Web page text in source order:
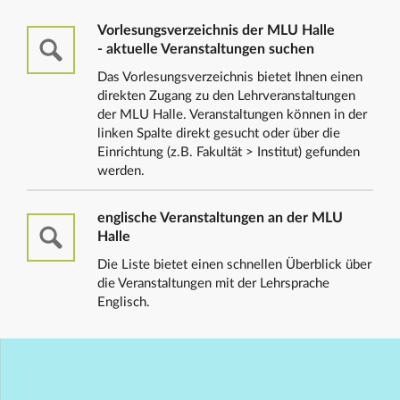
Vorlesungsverzeichnis der MLU Halle
- aktuelle Veranstaltungen suchen
Das Vorlesungsverzeichnis bietet Ihnen einen
direkten Zugang zu den Lehrveranstaltungen
der MLU Halle. Veranstaltungen können in der
linken Spalte direkt gesucht oder über die
Einrichtung (z.B. Fakultät > Institut) gefunden
werden.
englische Veranstaltungen an der MLU
Halle
Die Liste bietet einen schnellen Überblick über
die Veranstaltungen mit der Lehrsprache
Englisch.